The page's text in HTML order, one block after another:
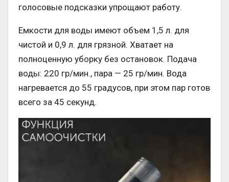
голосовые подсказки упрощают работу.
Емкости для воды имеют объем 1,5 л. для
чистой и 0,9 л. для грязной. Хватает на
полноценную уборку без остановок. Подача
воды: 220 гр/мин., пара — 25 гр/мин. Вода
нагревается до 55 градусов, при этом пар готов
всего за 45 секунд.